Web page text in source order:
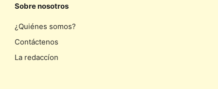
Sobre nosotros
¿Quiénes somos?
Contáctenos
La redaccíon